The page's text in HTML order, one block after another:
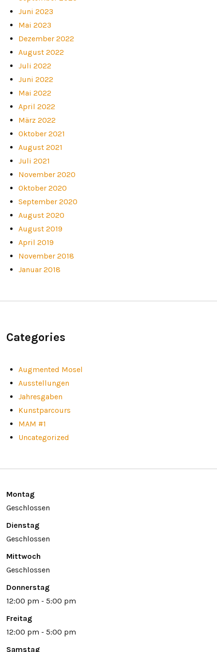
Juni 2023
Mai 2023
Dezember 2022
August 2022
Juli 2022
Juni 2022
Mai 2022
April 2022
März 2022
Oktober 2021
August 2021
Juli 2021
November 2020
Oktober 2020
September 2020
August 2020
August 2019
April 2019
November 2018
Januar 2018
Categories
Augmented Mosel
Ausstellungen
Jahresgaben
Kunstparcours
MAM #1
Uncategorized
Montag
Geschlossen
Dienstag
Geschlossen
Mittwoch
Geschlossen
Donnerstag
12:00 pm - 5:00 pm
Freitag
12:00 pm - 5:00 pm
Samstag